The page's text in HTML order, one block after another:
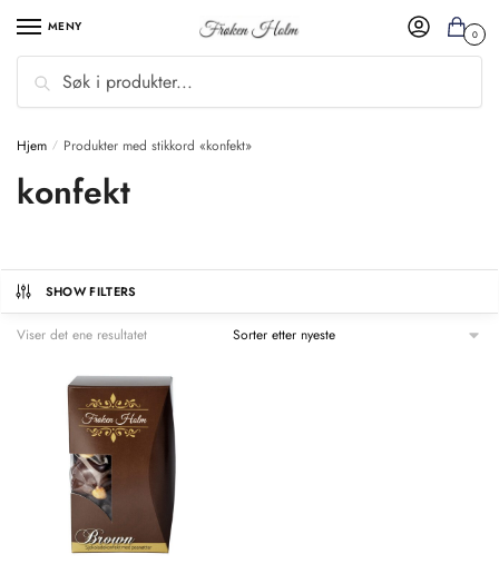
MENY
Søk
0
Hjem / Produkter med stikkord «konfekt»
konfekt
SHOW FILTERS
Viser det ene resultatet